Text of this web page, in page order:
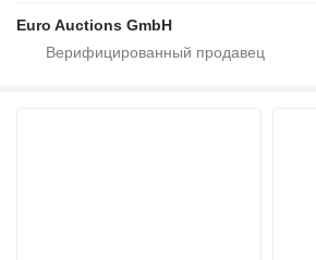
Euro Auctions GmbH